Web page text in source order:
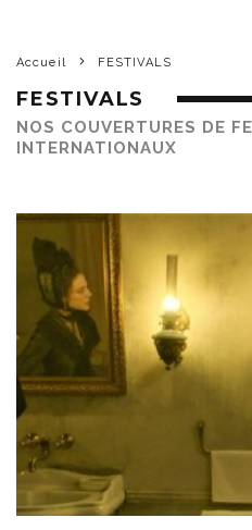
Accueil FESTIVALS
FESTIVALS
NOS COUVERTURES DE
INTERNATIONAUX